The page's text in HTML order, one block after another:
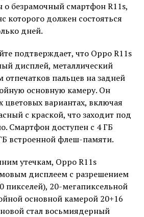
о безрамочный смартфон R11s,
которого должен состояться
дней.
подтверждает, что Oppo R11s
дисплей, металлический
отпечатков пальцев на задней
основную камеру. Он
цветовых вариантах, включая
с краской, что заходит под
Смартфон доступен с 4 ГБ
встроенной флеш-памяти.
утечкам, Oppo R11s
дисплеем с разрешением
пикселей), 20-мегапиксельной
основной камерой 20+16
стал восьмиядерный